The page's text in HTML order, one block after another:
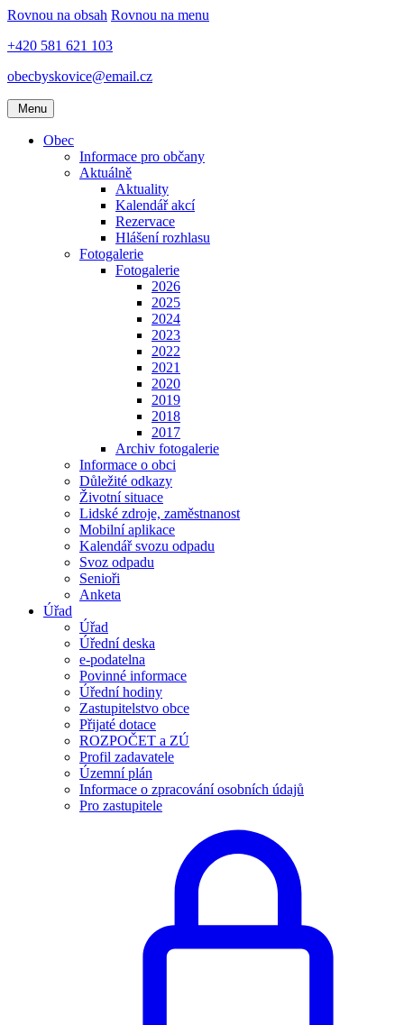
Rovnou na obsah Rovnou na menu
+420 581 621 103
obecbyskovice@email.cz
Menu
Obec
Informace pro občany
Aktuálně
Aktuality
Kalendář akcí
Rezervace
Hlášení rozhlasu
Fotogalerie
Fotogalerie
2026
2025
2024
2023
2022
2021
2020
2019
2018
2017
Archiv fotogalerie
Informace o obci
Důležité odkazy
Životní situace
Lidské zdroje, zaměstnanost
Mobilní aplikace
Kalendář svozu odpadu
Svoz odpadu
Senioři
Anketa
Úřad
Úřad
Úřední deska
e-podatelna
Povinné informace
Úřední hodiny
Zastupitelstvo obce
Přijaté dotace
ROZPOČET a ZÚ
Profil zadavatele
Územní plán
Informace o zpracování osobních údajů
Pro zastupitele